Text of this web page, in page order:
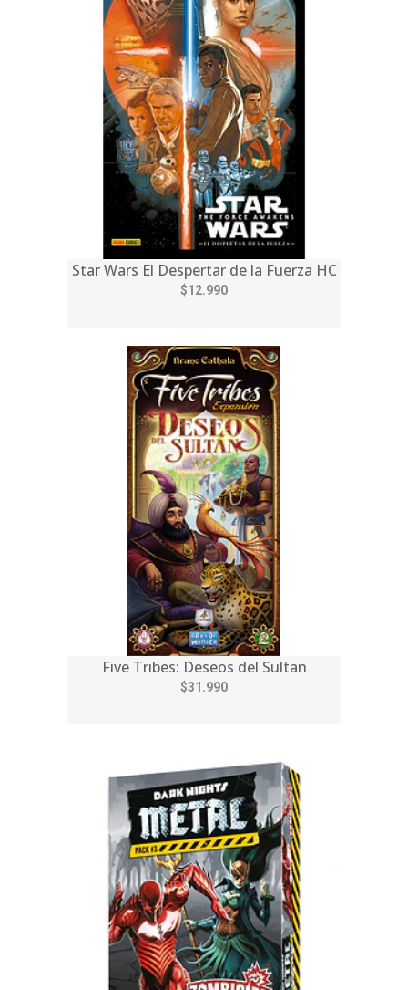
Star Wars El Despertar de la Fuerza HC
$12.990
Five Tribes: Deseos del Sultan
$31.990